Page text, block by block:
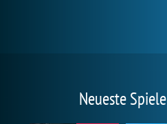
Neueste Spiele